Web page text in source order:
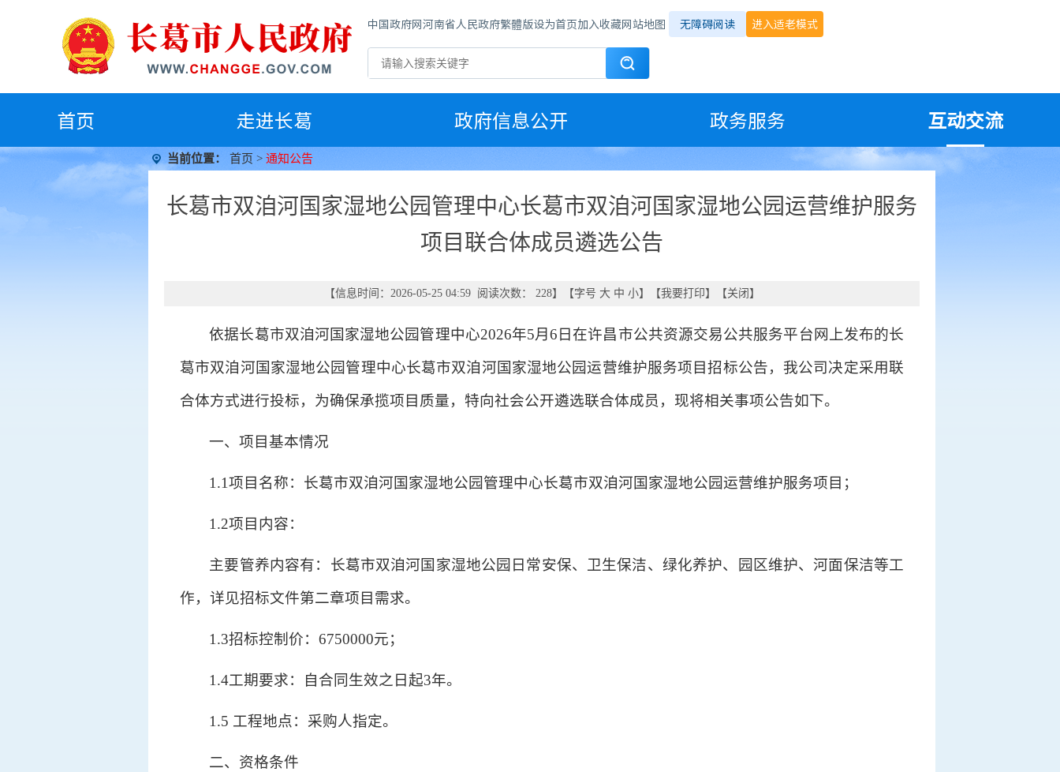
中国政府网河南省人民政府繁體版设为首页加入收藏网站地图 无障碍阅读 进入适老模式
首页 走进长葛 政府信息公开 政务服务 互动交流
当前位置： 首页 > 通知公告
长葛市双洎河国家湿地公园管理中心长葛市双洎河国家湿地公园运营维护服务
项目联合体成员遴选公告
【信息时间：2026-05-25 04:59 阅读次数： 228】【字号 大 中 小】【我要打印】【关闭 】
依据长葛市双洎河国家湿地公园管理中心2026年5月6日在许昌市公共资源交易公共服务平台网上发布的长
葛市双洎河国家湿地公园管理中心长葛市双洎河国家湿地公园运营维护服务项目招标公告，我公司决定采用联
合体方式进行投标，为确保承揽项目质量，特向社会公开遴选联合体成员，现将相关事项公告如下。
一、项目基本情况
1.1项目名称：长葛市双洎河国家湿地公园管理中心长葛市双洎河国家湿地公园运营维护服务项目；
1.2项目内容：
主要管养内容有：长葛市双洎河国家湿地公园日常安保、卫生保洁、绿化养护、园区维护、河面保洁等工
作，详见招标文件第二章项目需求。
1.3招标控制价：6750000元；
1.4工期要求：自合同生效之日起3年。
1.5 工程地点：采购人指定。
二、资格条件